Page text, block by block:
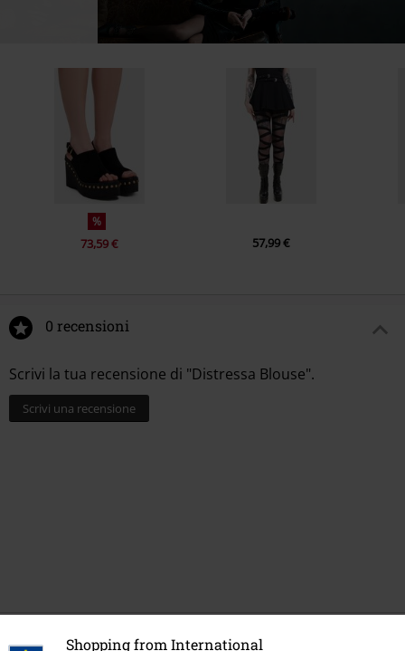
Shopping from International
%
73,59 € 57,99 €
0 recensioni
Scrivi la tua recensione di "Distressa Blouse".
Scrivi una recensione
Ultimi articoli visualizzati